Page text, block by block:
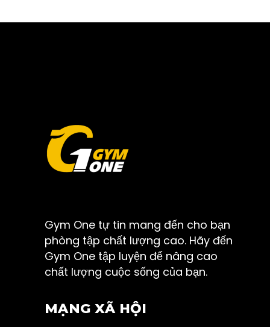
Gym One tự tin mang đến cho bạn
phòng tập chất lượng cao. Hãy đến
Gym One tập luyện để nâng cao
chất lượng cuộc sống của bạn.
MẠNG XÃ HỘI